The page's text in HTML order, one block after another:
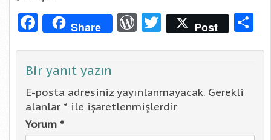
Facebook
Share WordPress
Twitter
Post
Bir yanıt yazın
E-posta adresiniz yayınlanmayacak. Gerekli
alanlar * ile işaretlenmişlerdir
Yorum *